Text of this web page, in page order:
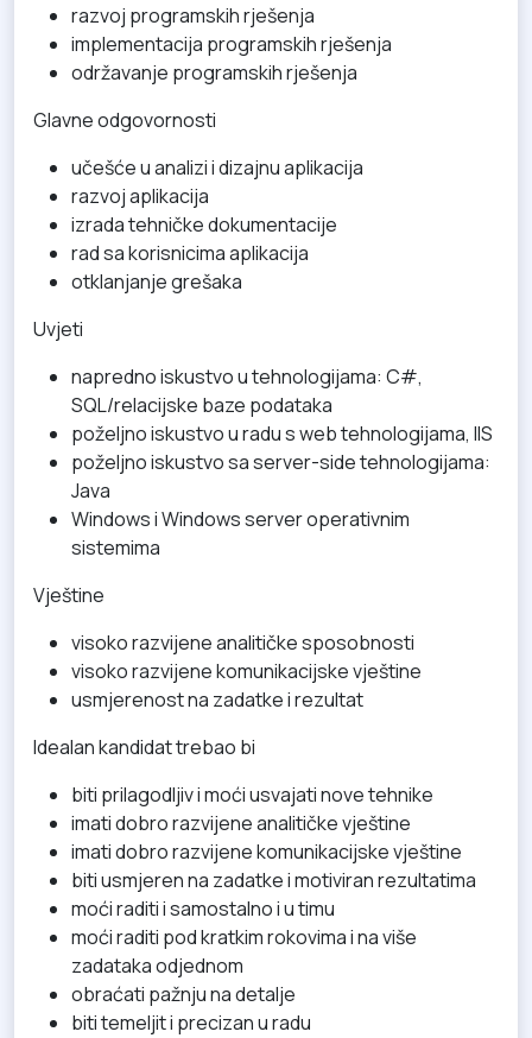
razvoj programskih rješenja
implementacija programskih rješenja
održavanje programskih rješenja
Glavne odgovornosti
učešće u analizi i dizajnu aplikacija
razvoj aplikacija
izrada tehničke dokumentacije
rad sa korisnicima aplikacija
otklanjanje grešaka
Uvjeti
napredno iskustvo u tehnologijama: C#,
SQL/relacijske baze podataka
poželjno iskustvo u radu s web tehnologijama, IIS
poželjno iskustvo sa server-side tehnologijama:
Java
Windows i Windows server operativnim
sistemima
Vještine
visoko razvijene analitičke sposobnosti
visoko razvijene komunikacijske vještine
usmjerenost na zadatke i rezultat
Idealan kandidat trebao bi
biti prilagodljiv i moći usvajati nove tehnike
imati dobro razvijene analitičke vještine
imati dobro razvijene komunikacijske vještine
biti usmjeren na zadatke i motiviran rezultatima
moći raditi i samostalno i u timu
moći raditi pod kratkim rokovima i na više
zadataka odjednom
obraćati pažnju na detalje
biti temeljit i precizan u radu